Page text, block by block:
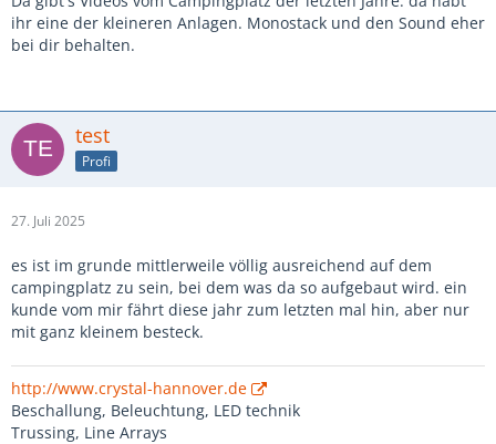
ihr eine der kleineren Anlagen. Monostack und den Sound eher
bei dir behalten.
test
Profi
27. Juli 2025
es ist im grunde mittlerweile völlig ausreichend auf dem
campingplatz zu sein, bei dem was da so aufgebaut wird. ein
kunde vom mir fährt diese jahr zum letzten mal hin, aber nur
mit ganz kleinem besteck.
http://www.crystal-hannover.de
Beschallung, Beleuchtung, LED technik
Trussing, Line Arrays